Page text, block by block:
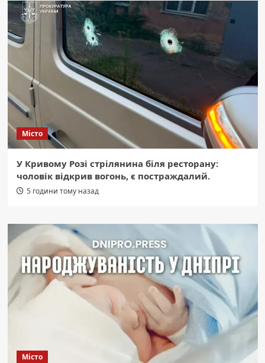
Місто
У Кривому Розі стрілянина біля ресторану:
чоловік відкрив вогонь, є постраждалий.
5 години тому назад
Місто